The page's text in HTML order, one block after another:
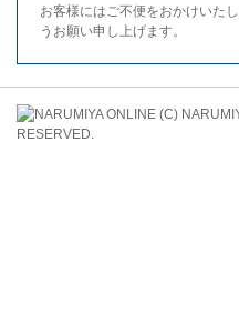
お客様にはご不便をおかけいた
うお願い申し上げます。